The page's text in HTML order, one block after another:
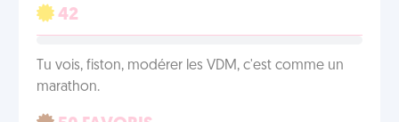
42
Tu vois, fiston, modérer les VDM, c'est comme un
marathon.